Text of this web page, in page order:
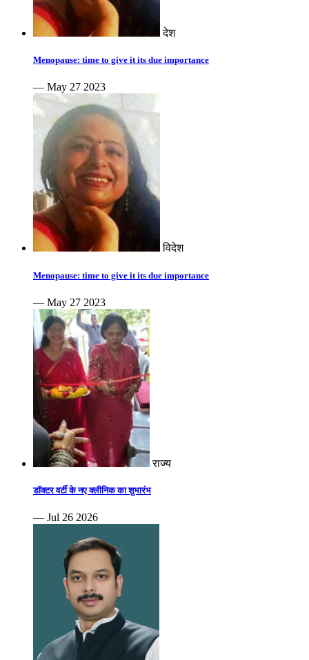
देश
Menopause: time to give it its due importance
— May 27 2023
विदेश
Menopause: time to give it its due importance
— May 27 2023
राज्य
डॉक्टर वर्टी के नए क्लीनिक का शुभारंभ
— Jul 26 2026